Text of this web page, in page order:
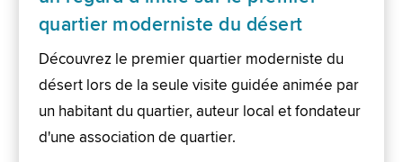
quartier moderniste du désert
Découvrez le premier quartier moderniste du
désert lors de la seule visite guidée animée par
un habitant du quartier, auteur local et fondateur
d'une association de quartier.